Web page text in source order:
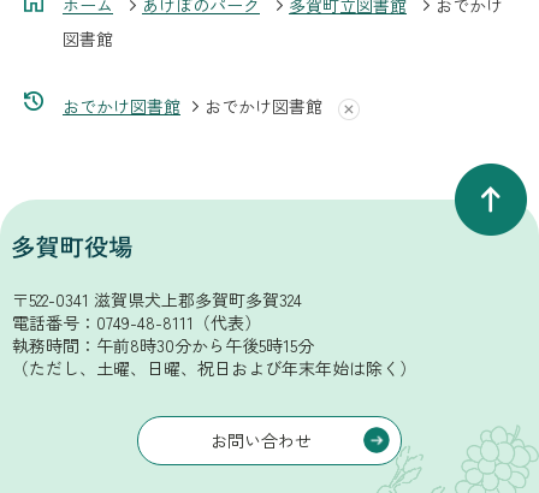
図書館
おでかけ図書館 おでかけ図書館
〒522-0341 滋賀県犬上郡多賀町多賀324
電話番号： 0749-48-8111 （代表）
執務時間：午前8時30分から午後5時15分
（ただし、土曜、日曜、祝日および年末年始は除く）
お問い合わせ